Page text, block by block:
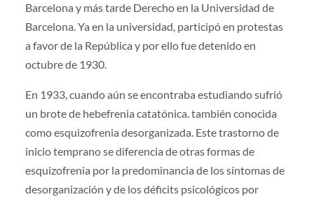
Barcelona y más tarde Derecho en la Universidad de
Barcelona. Ya en la universidad, participó en protestas
a favor de la República y por ello fue detenido en
octubre de 1930.
En 1933, cuando aún se encontraba estudiando sufrió
un brote de hebefrenia catatónica. también conocida
como esquizofrenia desorganizada. Este trastorno de
inicio temprano se diferencia de otras formas de
esquizofrenia por la predominancia de los síntomas de
desorganización y de los déficits psicológicos por